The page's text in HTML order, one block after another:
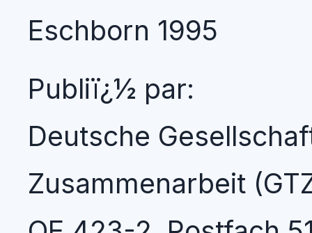
Eschborn 1995
Publiï¿½ par:
Deutsche
Zusammenarbeit